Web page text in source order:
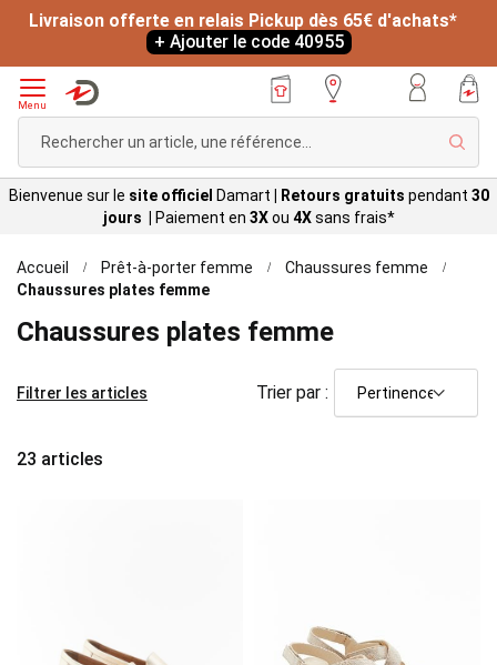
Livraison offerte en relais Pickup dès 65€ d'achats*
+ Ajouter le code 40955
Menu
Bienvenue sur le site officiel Damart Retours gratuits pendant 30
jours |
Paiement en 3Xou 4Xsans frais*
Accueil Prêt-à-porter femme
Chaussures femme
Chaussures plates femme
Chaussures plates femme
23 articles
Trier par :
Filtrer les articles